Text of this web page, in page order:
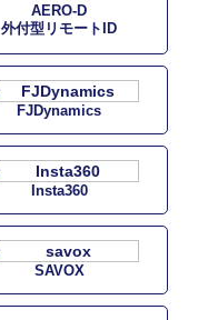
AERO-D
外付型リモートID
FJDynamics
Insta360
SAVOX